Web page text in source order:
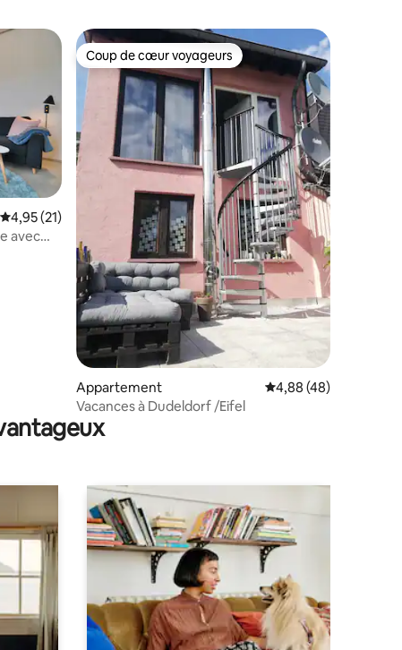
: 4,8 sur 5
Évaluation moyenne sur la base de 21 commentaires : 4,95 sur 5
4,95 (21)
avec
Coup de cœur voyageurs
Coup de cœur voyageurs
Appartement Évaluation moyenne
4,88 (48)
Vacances à Dudeldorf /Eifel